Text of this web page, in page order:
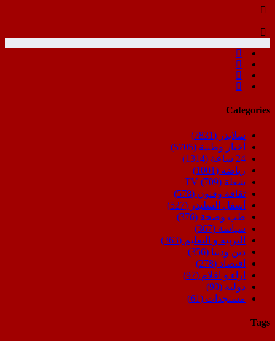
Categories
سلايدر (7831)
أخبار وطنية (5705)
24 ساعة
(1314)
رياضة (1001)
شعلة TV (709)
ثقافة وفنون (578)
أسفل السليدر (527)
طب وصحة (376)
سياسة (367)
التربية و التعليم (363)
دين ودنيا (356)
اقتصاد (278)
اراء و اقلام (97)
دولية (90)
مستجدات (61)
Tags